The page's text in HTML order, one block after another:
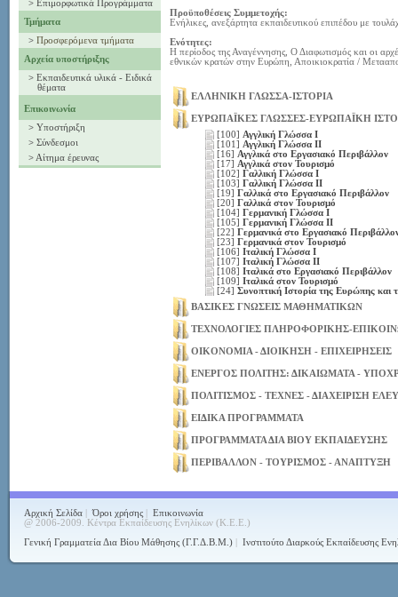
> Επιμορφωτικά Προγράμματα
Τμήματα
> Προσφερόμενα τμήματα
Αρχεία υποστήριξης
> Εκπαιδευτικά υλικά - Ειδικά
θέματα
Επικοινωνία
> Υποστήριξη
> Σύνδεσμοι
> Αίτημα έρευνας
Προϋποθέσεις Συμμετοχής:
Ενήλικες, ανεξάρτητα εκπαιδευτικού επιπέδου με
Ενότητες:
Η περίοδος της Αναγέννησης, Ο Διαφωτισμός και οι
εθνικών κρατών στην Ευρώπη, Αποικιοκρατία /
ΕΛΛΗΝΙΚΗ ΓΛΩΣΣΑ-ΙΣΤΟΡΙΑ
ΕΥΡΩΠΑΪΚΕΣ ΓΛΩΣΣΕΣ-ΕΥΡΩΠΑΪΚΗ
[100] Αγγλική Γλώσσα Ι
[101] Αγγλική Γλώσσα ΙΙ
[16] Αγγλικά στο Εργασιακό Περιβάλλον
[17] Αγγλικά στον Τουρισμό
[102] Γαλλική Γλώσσα Ι
[103] Γαλλική Γλώσσα ΙΙ
[19] Γαλλικά στο Εργασιακό Περιβάλλον
[20] Γαλλικά στον Τουρισμό
[104] Γερμανική Γλώσσα Ι
[105] Γερμανική Γλώσσα ΙΙ
[22] Γερμανικά στο Εργασιακό
[23] Γερμανικά στον Τουρισμό
[106] Ιταλική Γλώσσα Ι
[107] Ιταλική Γλώσσα ΙΙ
[108] Ιταλικά στο Εργασιακό Περιβάλλον
[109] Ιταλικά στον Τουρισμό
[24] Συνοπτική Ιστορία της Ευρώπης
ΒΑΣΙΚΕΣ ΓΝΩΣΕΙΣ ΜΑΘΗΜΑΤΙΚΩΝ
ΤΕΧΝΟΛΟΓΙΕΣ ΠΛΗΡΟΦΟΡΙΚΗΣ-
ΟΙΚΟΝΟΜΙΑ - ΔΙΟΙΚΗΣΗ - ΕΠΙΧΕΙΡΗΣΕΙΣ
ΕΝΕΡΓΟΣ ΠΟΛΙΤΗΣ: ΔΙΚΑΙΩΜΑΤΑ -
ΠΟΛΙΤΙΣΜΟΣ - ΤΕΧΝΕΣ - ΔΙΑΧΕΙΡΙΣΗ
ΕΙΔΙΚΑ ΠΡΟΓΡΑΜΜΑΤΑ
ΠΡΟΓΡΑΜΜΑΤΑ ΔΙΑ ΒΙΟΥ ΕΚΠΑΙΔΕΥΣΗΣ
ΠΕΡΙΒΑΛΛΟΝ - ΤΟΥΡΙΣΜΟΣ - ΑΝΑΠΤΥΞΗ
Αρχική Σελίδα |Όροι χρήσης
Επικοινωνία
@ 2006-2009. Κέντρα Εκπαίδευσης Ενηλίκων (Κ.Ε.Ε.)
Γενική Γραμματεία Δια Βίου Μάθησης (Γ.Γ.Δ.Β.Μ.)
Ινστιτούτο Διαρκούς Εκπαίδευσης